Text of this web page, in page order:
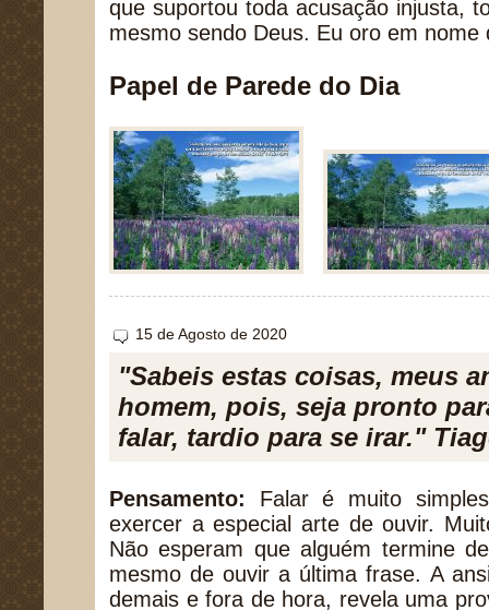
que suportou toda acusação injusta,
mesmo sendo Deus. Eu oro em nome
Papel de Parede do Dia
15 de Agosto de 2020
"Sabeis estas coisas, meus
homem, pois, seja pronto
falar, tardio para se irar."
Pensamento: Falar é muito
exercer a especial arte de ouvir.
Não esperam que alguém termine
mesmo de ouvir a última frase. A
demais e fora de hora, revela uma